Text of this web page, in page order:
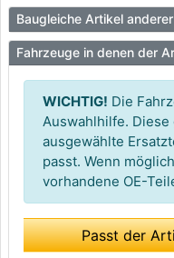
Baugleiche Artikel
Fahrzeuge in denen der
WICHTIG! Die
Auswahlhilfe. Diese
ausgewählte
passt. Wenn
vorhandene OE-
Passt der